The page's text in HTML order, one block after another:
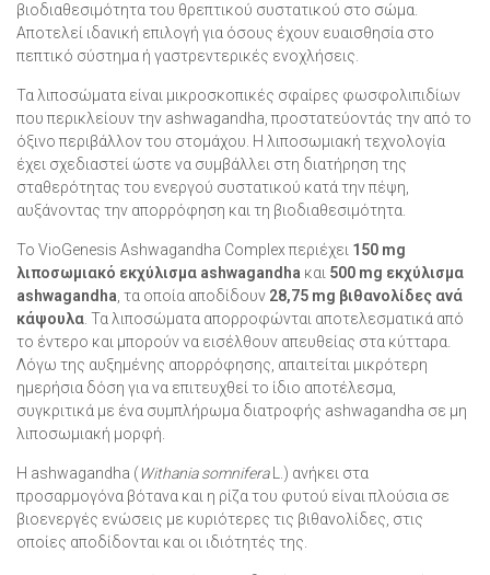
βιοδιαθεσιμότητα του θρεπτικού συστατικού στο σώμα.
Αποτελεί ιδανική επιλογή για όσους έχουν ευαισθησία στο
πεπτικό σύστημα ή γαστρεντερικές ενοχλήσεις.
Τα λιποσώματα είναι μικροσκοπικές σφαίρες φωσφολιπιδίων
που περικλείουν την ashwagandha, προστατεύοντάς την από το
όξινο περιβάλλον του στομάχου. Η λιποσωμιακή τεχνολογία
έχει σχεδιαστεί ώστε να συμβάλλει στη διατήρηση της
σταθερότητας του ενεργού συστατικού κατά την πέψη,
αυξάνοντας την απορρόφηση και τη βιοδιαθεσιμότητα.
Το VioGenesis Ashwagandha Complex περιέχει 150 mg
λιποσωμιακό εκχύλισμα ashwagandha και 500 mg εκχύλισμα
ashwagandha, τα οποία αποδίδουν 28,75 mg βιθανολίδες ανά
κάψουλα. Τα λιποσώματα απορροφώνται αποτελεσματικά από
το έντερο και μπορούν να εισέλθουν απευθείας στα κύτταρα.
Λόγω της αυξημένης απορρόφησης, απαιτείται μικρότερη
ημερήσια δόση για να επιτευχθεί το ίδιο αποτέλεσμα,
συγκριτικά με ένα συμπλήρωμα διατροφής ashwagandha σε μη
λιποσωμιακή μορφή.
H ashwagandha ( Withania somniferaL.) ανήκει στα
προσαρμογόνα βότανα και η ρίζα του φυτού είναι πλούσια σε
βιοενεργές ενώσεις με κυριότερες τις βιθανολίδες, στις
οποίες αποδίδονται και οι ιδιότητές της.